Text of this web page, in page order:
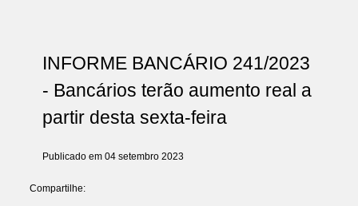
INFORME BANCÁRIO 241/2023
- Bancários terão aumento real a
partir desta sexta-feira
Publicado em 04 setembro 2023
Compartilhe: